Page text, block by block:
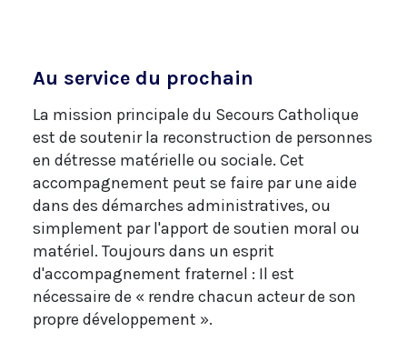
Au service du prochain
La mission principale du Secours Catholique
est de soutenir la reconstruction de personnes
en détresse matérielle ou sociale. Cet
accompagnement peut se faire par une aide
dans des démarches administratives, ou
simplement par l'apport de soutien moral ou
matériel. Toujours dans un esprit
d'accompagnement fraternel : Il est
nécessaire de « rendre chacun acteur de son
propre développement ».